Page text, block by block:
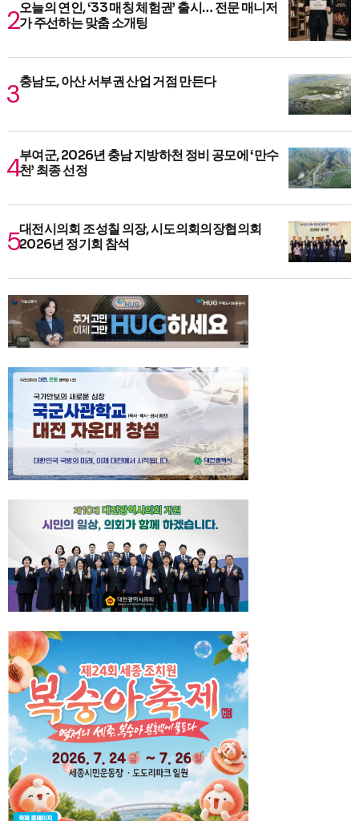
오늘의 연인, ‘33 매칭 체험권’ 출시… 전문 매니저
가 주선하는 맞춤 소개팅
충남도, 아산 서부권 산업 거점 만든다
부여군, 2026년 충남 지방하천 정비 공모에 ‘만수
천’ 최종 선정
대전시의회 조성칠 의장, 시도의회의장협의회
2026년 정기회 참석